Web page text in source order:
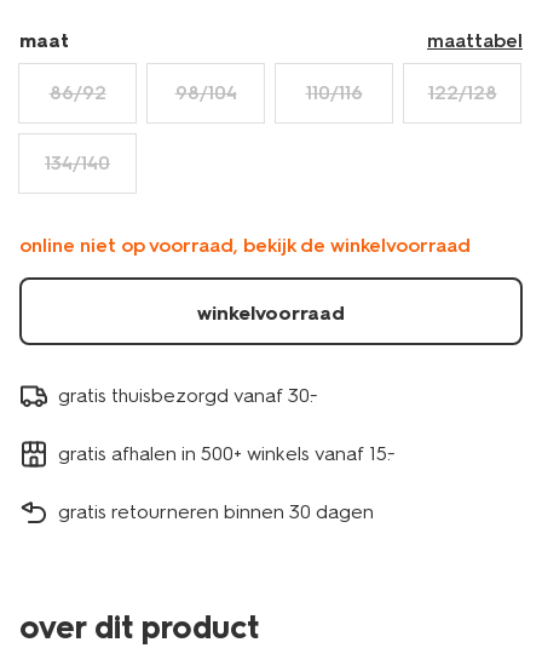
maat maattabel
86/92 98/104 110/116 122/128
134/140
online niet op voorraad, bekijk de winkelvoorraad
winkelvoorraad
gratis thuisbezorgd vanaf 30.-
gratis afhalen in 500+ winkels vanaf 15.-
gratis retourneren binnen 30 dagen
over dit product